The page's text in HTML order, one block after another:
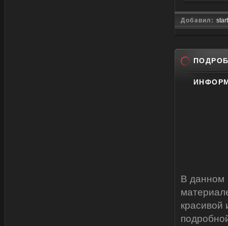
Добавил:
В данном
красивой